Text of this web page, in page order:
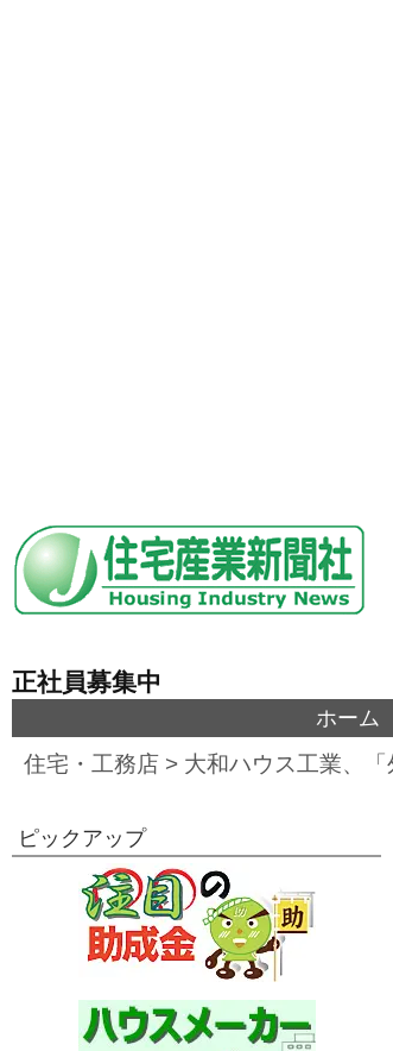
正社員募集中
ホーム
住宅・工務店 > 大和ハウス工業、
ピックアップ